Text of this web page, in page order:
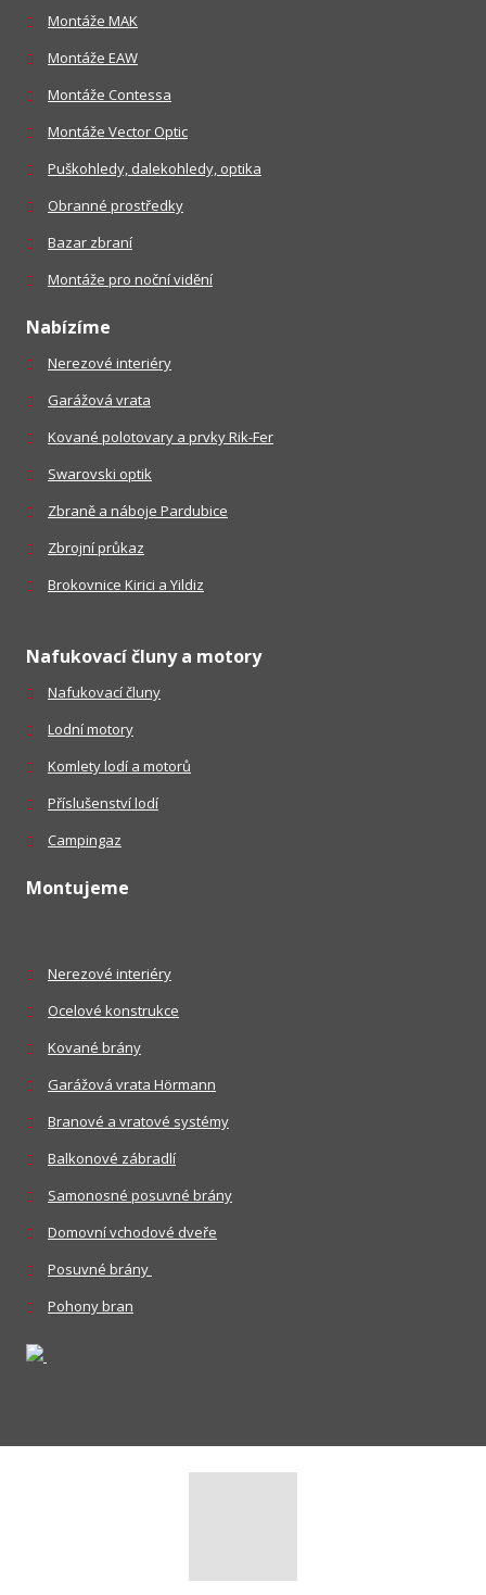
Montáže MAK
Montáže EAW
Montáže Contessa
Montáže Vector Optic
Puškohledy, dalekohledy, optika
Obranné prostředky
Bazar zbraní
Montáže pro noční vidění
Nabízíme
Nerezové interiéry
Garážová vrata
Kované polotovary a prvky Rik-Fer
Swarovski optik
Zbraně a náboje Pardubice
Zbrojní průkaz
Brokovnice Kirici a Yildiz
Nafukovací čluny a motory
Nafukovací čluny
Lodní motory
Komlety lodí a motorů
Příslušenství lodí
Campingaz
Montujeme
Nerezové interiéry
Ocelové konstrukce
Kované brány
Garážová vrata Hörmann
Branové a vratové systémy
Balkonové zábradlí
Samonosné posuvné brány
Domovní vchodové dveře
Posuvné brány
Pohony bran